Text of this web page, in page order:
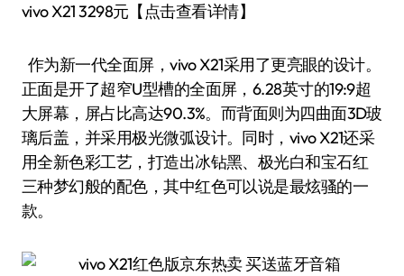
vivo X21 3298元【点击查看详情】
作为新一代全面屏，vivo X21采用了更亮眼的设计。
正面是开了超窄U型槽的全面屏，6.28英寸的19:9超
大屏幕，屏占比高达90.3%。而背面则为四曲面3D玻
璃后盖，并采用极光微弧设计。同时，vivo X21还采
用全新色彩工艺，打造出冰钻黑、极光白和宝石红
三种梦幻般的配色，其中红色可以说是最炫骚的一
款。